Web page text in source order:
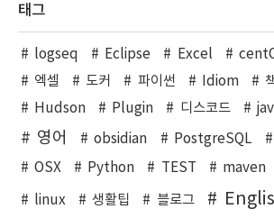
태그
logseq Eclipse Excel
엑셀
도커 파이썬 Idiom
Hudson
Plugin 디스코드
영어 obsidian PostgreSQL
OSX
Python TEST maven
linux 생활팁 블로그